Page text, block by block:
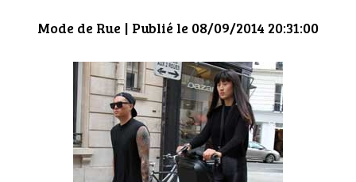
BOUTIQUE
CULTURE
HIGH TECH
Mode de Rue | Publié le 08/09/2014 20:31:00